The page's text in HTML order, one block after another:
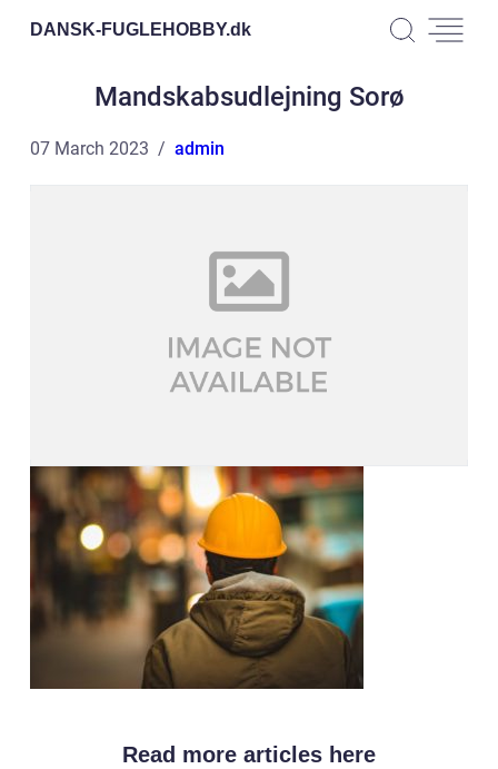
DANSK-FUGLEHOBBY.dk
Mandskabsudlejning Sorø
07 March 2023 admin
Read more articles here